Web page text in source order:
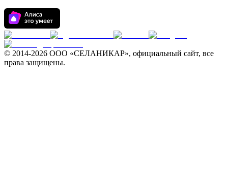
© 2014-2026 ООО «СЕЛАНИКАР», официальный сайт, все
права защищены.